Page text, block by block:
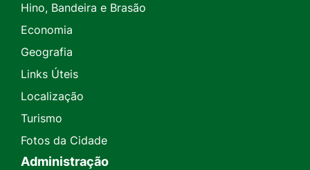
Hino, Bandeira e Brasão
Economia
Geografia
Links Úteis
Localização
Turismo
Fotos da Cidade
Administração